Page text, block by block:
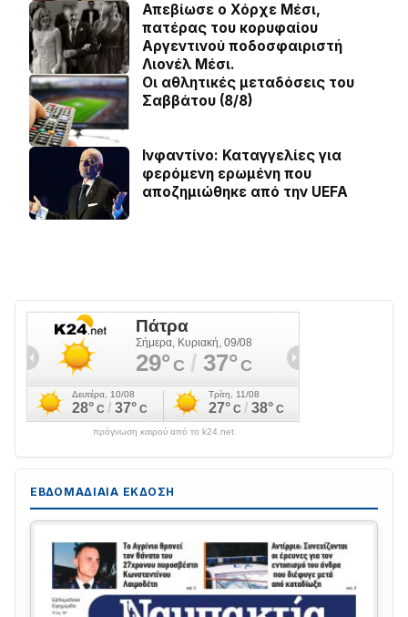
Απεβίωσε ο Χόρχε Μέσι,
πατέρας του κορυφαίου
Αργεντινού ποδοσφαιριστή
Λιονέλ Μέσι.
Οι αθλητικές μεταδόσεις του
Σαββάτου (8/8)
Ινφαντίνο: Καταγγελίες για
φερόμενη ερωμένη που
αποζημιώθηκε από την UEFA
πρόγνωση καιρού από το k24.net